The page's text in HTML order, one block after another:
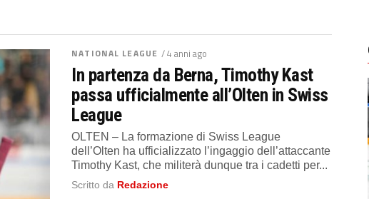
NATIONAL LEAGUE / 4 anni ago
In partenza da Berna, Timothy Kast
passa ufficialmente all’Olten in Swiss
League
OLTEN – La formazione di Swiss League
dell’Olten ha ufficializzato l’ingaggio dell’attaccante
Timothy Kast, che militerà dunque tra i cadetti per...
Scritto da Redazione